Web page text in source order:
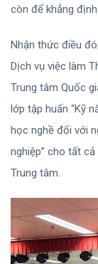
còn để khẳng
Nhận thức điều
Dịch vụ việc làm
Trung tâm Quốc
lớp tập huấn “Kỹ
học nghề đối với
nghiệp” cho tất
Trung tâm.